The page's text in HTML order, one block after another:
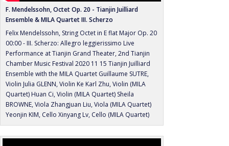
F. Mendelssohn, Octet Op. 20 - Tianjin Juilliard
Ensemble & MILA Quartet III. Scherzo
Felix Mendelssohn, String Octet in E flat Major Op. 20
00:00 - III. Scherzo: Allegro leggierissimo Live
Performance at Tianjin Grand Theater, 2nd Tianjin
Chamber Music Festival 2020 11 15 Tianjin Juilliard
Ensemble with the MILA Quartet Guillaume SUTRE,
Violin Julia GLENN, Violin Ke Karl Zhu, Violin (MILA
Quartet) Huan Ci, Violin (MILA Quartet) Sheila
BROWNE, Viola Zhangjuan Liu, Viola (MILA Quartet)
Yeonjin KIM, Cello Xinyang Lv, Cello (MILA Quartet)